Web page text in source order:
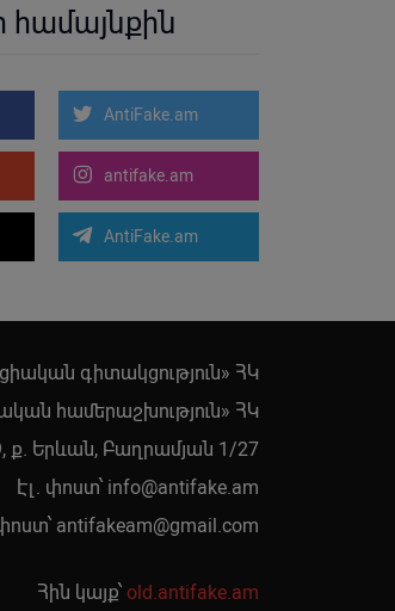
համայնքին
AntiFake.am
antifake.am
AntiFake.am
գիտակցություն» ՀԿ
համերաշխություն» ՀԿ
ք. Երևան, Բաղրամյան 1/27
Էլ. փոստ՝ info@antifake.am
antifakeam@gmail.com
Հին կայք՝ old.antifake.am